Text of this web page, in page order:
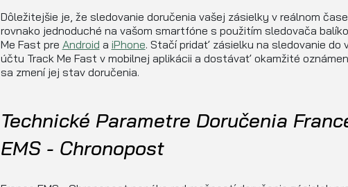
Dôležitejšie je, že sledovanie doručenia vašej zásielky v reálnom
rovnako jednoduché na vašom smartfóne s použitím sledovača
Me Fast pre Android a iPhone. Stačí pridať zásielku na sledovanie do
účtu Track Me Fast v mobilnej aplikácii a dostávať okamžité
sa zmení jej stav doručenia.
Technické Parametre Doručenia
EMS - Chronopost